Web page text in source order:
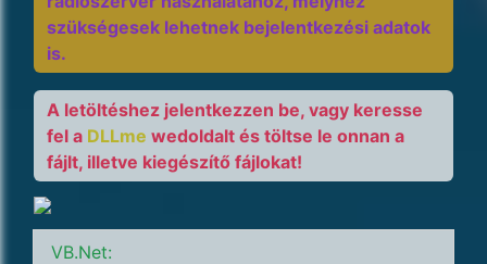
szükségesek lehetnek bejelentkezési adatok
is.
A letöltéshez jelentkezzen be, vagy keresse
fel a DLLme wedoldalt és töltse le onnan a
fájlt, illetve kiegészítő fájlokat!
VB.Net: